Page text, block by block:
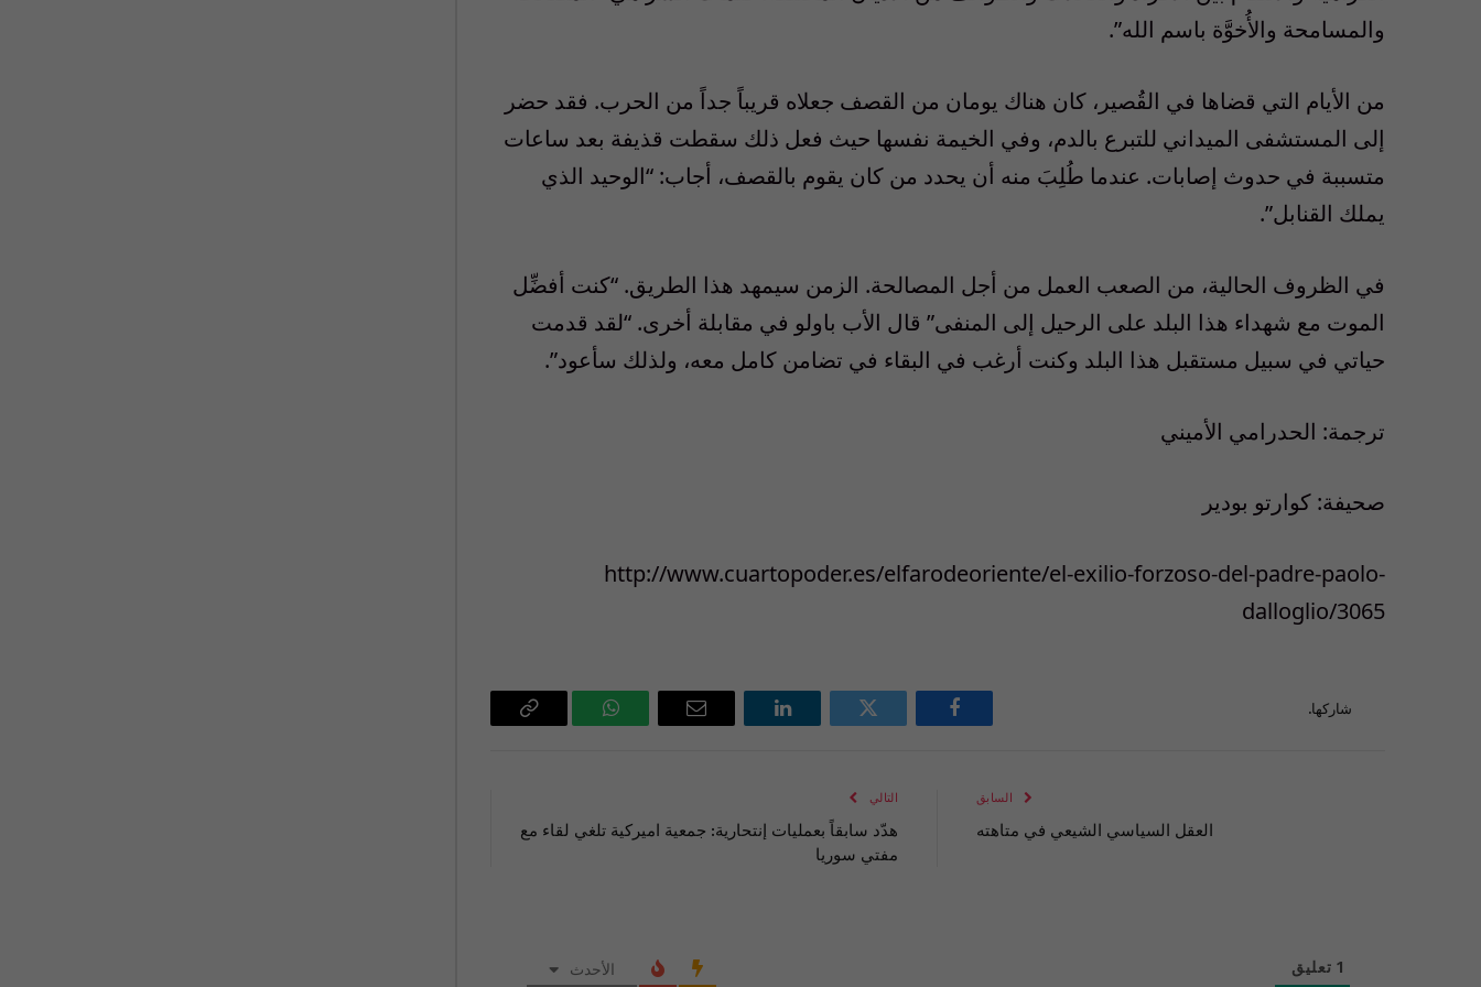
والمسامحة والأُخوَّة باسم الله”.
من الأيام التي قضاها في القُصير، كان هناك يومان من القصف جعلاه قريباً جداً من الحرب. فقد حضر
إلى المستشفى الميداني للتبرع بالدم، وفي الخيمة نفسها حيث فعل ذلك سقطت قذيفة بعد ساعات
متسببة في حدوث إصابات. عندما طُلِبَ منه أن يحدد من كان يقوم بالقصف، أجاب: “الوحيد الذي
يملك القنابل”.
في الظروف الحالية، من الصعب العمل من أجل المصالحة. الزمن سيمهد هذا الطريق. “كنت أفضِّل
الموت مع شهداء هذا البلد على الرحيل إلى المنفى” قال الأب باولو في مقابلة أخرى. “لقد قدمت
حياتي في سبيل مستقبل هذا البلد وكنت أرغب في البقاء في تضامن كامل معه، ولذلك سأعود”.
ترجمة: الحدرامي الأميني
صحيفة: كوارتو بودير
http://www.cuartopoder.es/elfarodeoriente/el-exilio-forzoso-del-padre-paolo-
dalloglio/3065
شاركها.
فيسبوك تويتر لينكدإن
البريد
واتساب
Copy
السابق
العقل السياسي الشيعي في متاهته
التالي
هدّد سابقاً بعمليات إنتحارية: جمعية اميركية تلغي لقاء مع
مفتي سوريا
1 تعليق الأحدث